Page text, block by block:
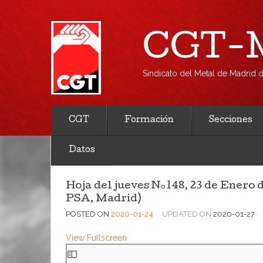
CGT-
Sindicato del Metal de Madrid
CGT Formación Secciones
Datos
Hoja del jueves Nº148, 23 de Enero
PSA, Madrid)
POSTED ON 2020-01-24 UPDATED ON 2020-01-27
View Fullscreen
Saltar
al